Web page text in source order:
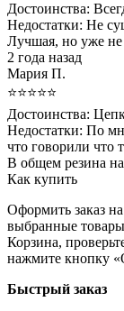
Достоинства:
Недостатки: Не
Лучшая, но уже
2 года назад
Мария П.
⭐⭐⭐⭐⭐
Достоинства:
Недостатки: По
что говорили что
В общем резина
Как купить
Оформить заказ
выбранные товары
Корзина,
нажмите кнопку
Быстрый заказ